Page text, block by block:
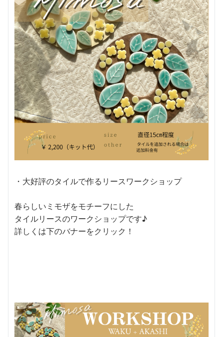
・大好評のタイルで作るリースワークショップ
春らしいミモザをモチーフにした
タイルリースのワークショップです♪
詳しくは下のバナーをクリック！